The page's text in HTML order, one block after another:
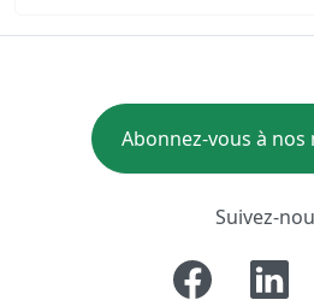
Abonnez-vous à
Suivez-